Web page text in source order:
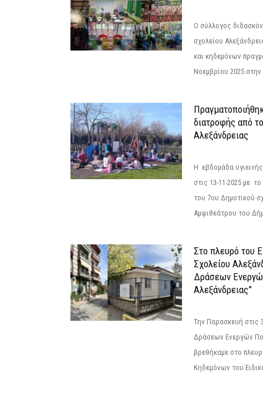
Ο σύλλογος
σχολείου
και κηδεμόνων
Νοεμβρίου 2025
διατροφής από
Αλεξάνδρειας
Η εβδομάδα
στις 13-11-2025 με
του 7ου Δημοτικού
Αμφιθεάτρου του
Στο πλευρό του
Σχολείου
Δράσεων
Αλεξάνδρειας”
Την Παρασκευή
Δράσεων Ενεργών
βρεθήκαμε στο
Κηδεμόνων του